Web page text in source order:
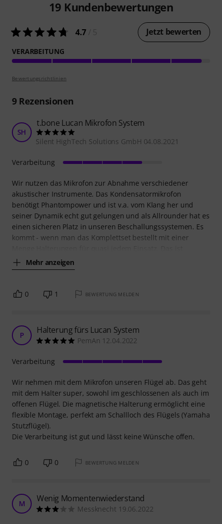
19 Kundenbewertungen
4.7 Jetzt bewerten
VERARBEITUNG
Bewertungsrichtlinien
9Rezensionen
SH
t.bone Lucan Mikrofon System
Silent HighTech Solutions GmbH 04.08.2021
Wir nutzen das Mikrofon zur Abnahme verschiedener
akustischer Instrumente. Das Kondensatormikrofon
benötigt Phantompower und ist v.a. vom Klang her und
seiner Dynamik echt gut gelungen und als Allrounder hat es
einen sicheren Platz in unseren Beschallungssystemen. Es
kommt - wenn man das Komplettset bestellt mit einer
Mehr anzeigen
Verarbeitung
0 1 BEWERTUNG MELDEN
P Halterung fürs Lucan System
PemAn 12.04.2022
Wir nehmen mit dem Mikrofon unseren Flügel ab. Das geht
mit dem Halter super, sowohl im geschlossenen als auch im
offenen Flügel. Die magnetische Halterung ermöglicht eine
flexible Montage, perfekt am Schallloch des Flügels (Yamaha
Stutzflügel).
Die Verarbeitung ist gut und lässt keine Wünsche offen.
Verarbeitung
0 0 BEWERTUNG MELDEN
M Wenig Momentenwiederstand
Messknecht 19.06.2022